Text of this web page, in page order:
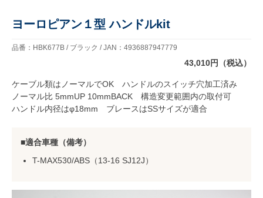
ヨーロピアン１型 ハンドルkit
品番：HBK677B / ブラック / JAN：4936887947779
43,010円（税込）
ケーブル類はノーマルでOK ハンドルのスイッチ穴加工済み
ノーマル比 5mmUP 10mmBACK 構造変更範囲内の取付可
ハンドル内径はφ18mm ブレースはSSサイズが適合
適合車種（備考）
T-MAX530/ABS（13-16 SJ12J）